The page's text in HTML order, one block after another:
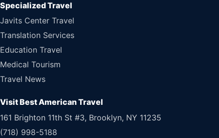
Specialized Travel
Javits Center Travel
Translation Services
Education Travel
Medical Tourism
Travel News
Visit Best American Travel
161 Brighton 11th St #3, Brooklyn, NY 11235
(718) 998-5188